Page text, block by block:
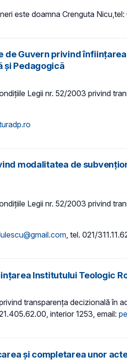
este doamna Crenguta Nicu,tel:
Guvern privind
și Pedagogică
Legii nr. 52/2003 privind
modalitatea de
Legii nr. 52/2003 privind
, tel. 021/
Institutului Teologic
transparența decizională în
interior 1253, email:
și completarea unor